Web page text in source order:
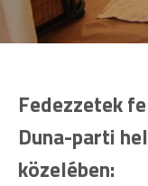
Fedezzetek
Duna-parti
közelében: